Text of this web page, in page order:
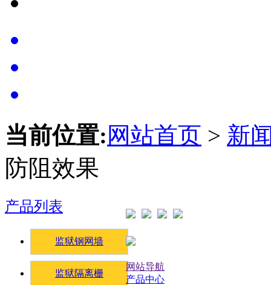
当前位置: 网站首页 > 新
防阻效果
产品列表
监狱钢网墙
监狱隔离栅
网站导航
产品中心